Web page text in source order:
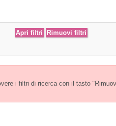
i filtri di ricerca con il tasto